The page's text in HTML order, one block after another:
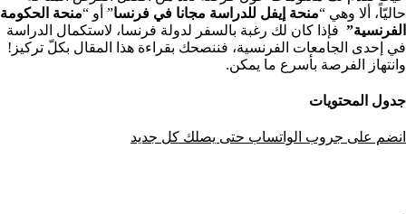
حاليّاً، ألا وهي “منحة إيفل للدراسة مجانا في فرنسا” أو “منحة الحكومة
الفرنسية” فإذا كان لك رغبة بالسفر لدولة فرنسا، لاستكمال الدراسة
في إحدى الجامعات الفرنسية، فننصحك بقراءة هذا المقال بكلّ تركيز!
وانتهاز الفرصة بأسرع ما يمكن.
جدول المحتويات
انضم على جروب الواتساب حتى يصلك كل جديد